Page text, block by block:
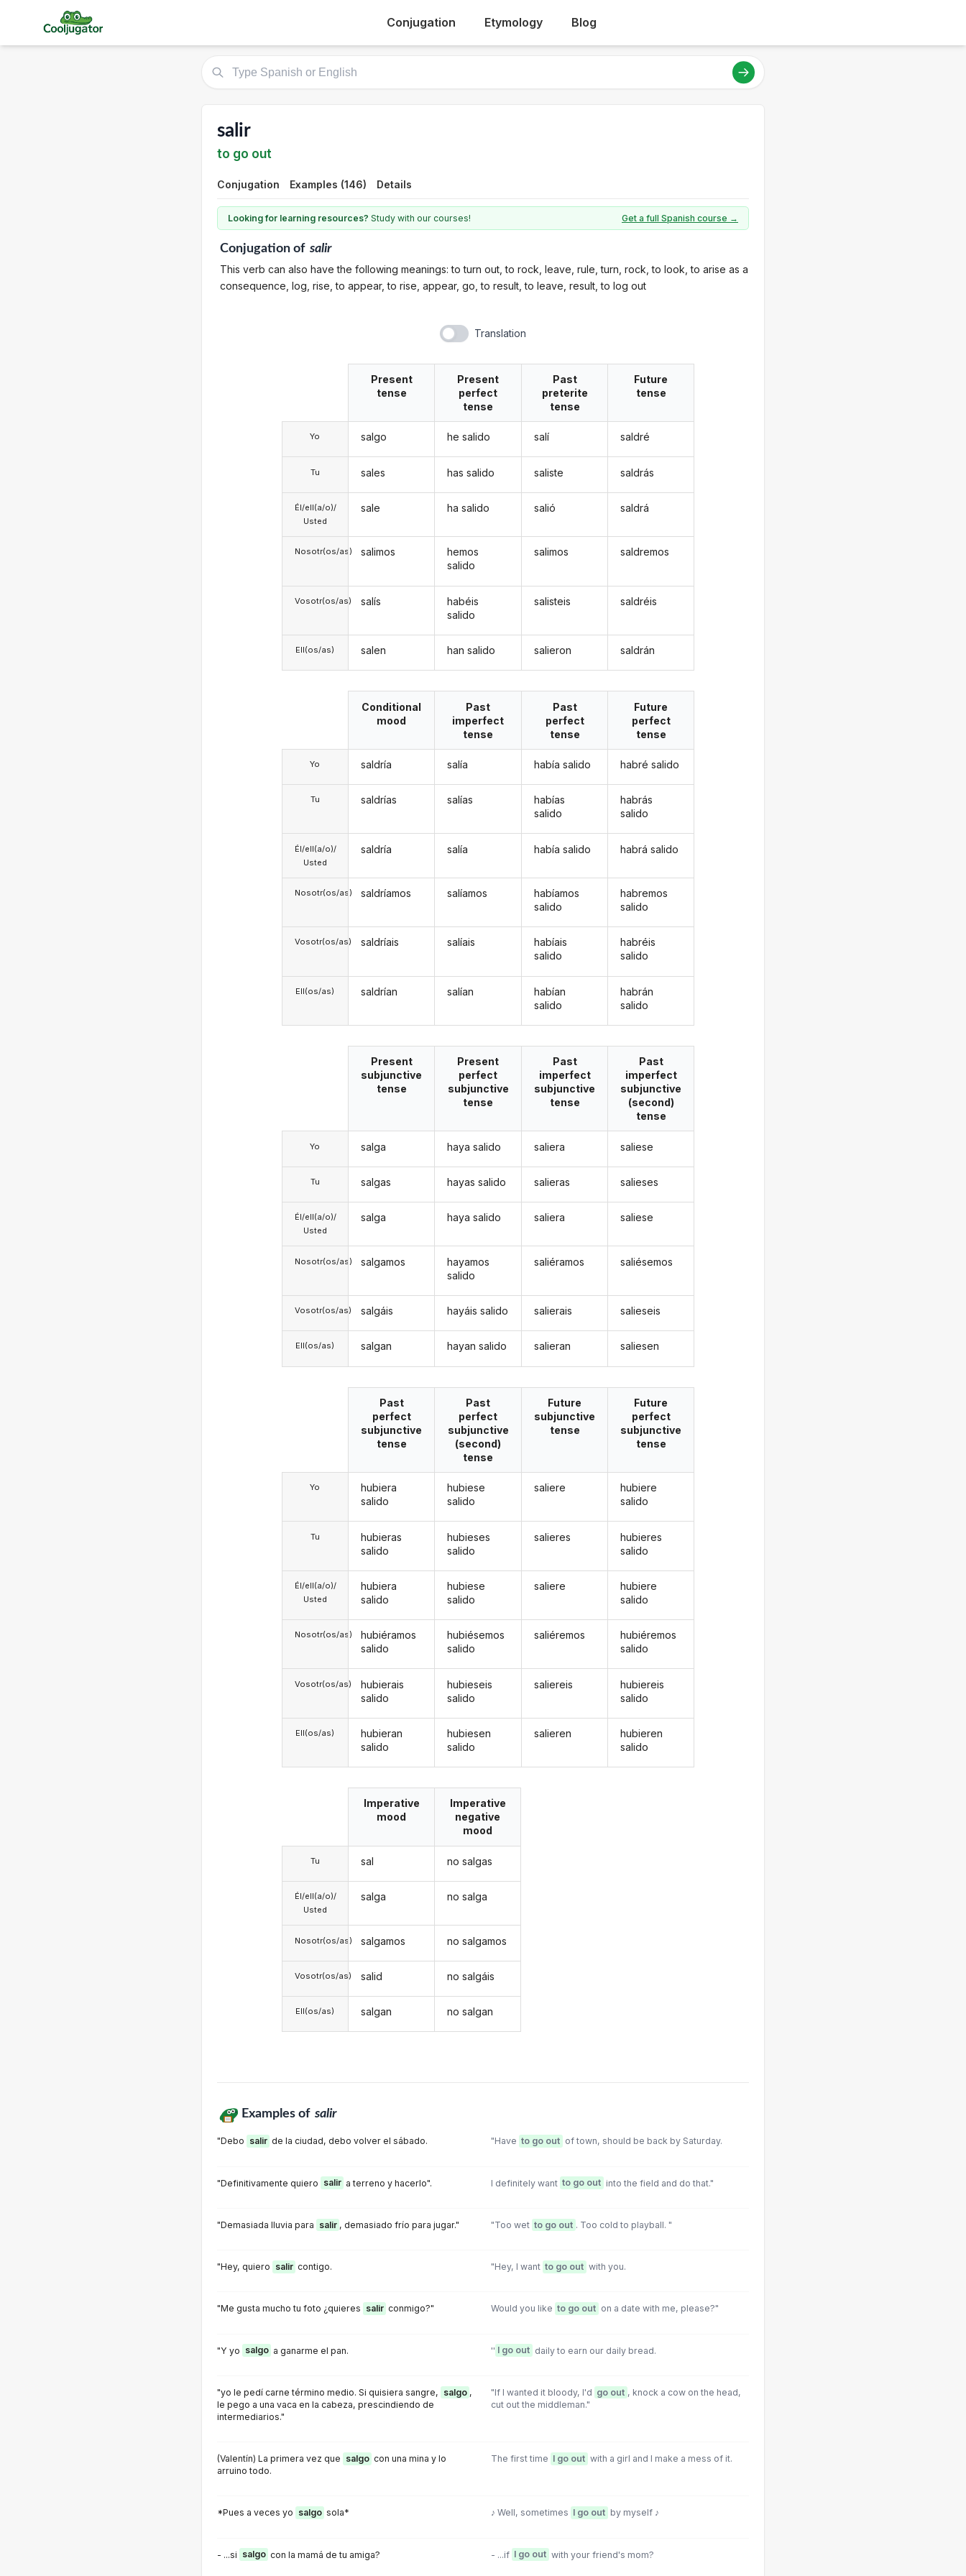
Conjugation Etymology Blog
salir
to go out
Conjugation Examples (146) Details
Looking for learning resources? Study with our courses! Get a full Spanish course →
Conjugationof salir
This verb can also have the following meanings: to turn out, to rock, leave, rule, turn, rock, to look, to arise as a
consequence, log, rise, to appear, to rise, appear, go, to result, to leave, result, to log out
Translation
Yo
Tu
Él/ell(a/o)/
Usted
Nosotr(os/as)
Vosotr(os/as)
Ell(os/as)
Present
tense
salgo
sales
sale
salimos
salís
salen
Present
perfect
tense
he salido
has salido
ha salido
hemos
salido
habéis
salido
han salido
Past
preterite
tense
salí
saliste
salió
salimos
salisteis
salieron
Future
tense
saldré
saldrás
saldrá
saldremos
saldréis
saldrán
Yo
Tu
Él/ell(a/o)/
Usted
Nosotr(os/as)
Vosotr(os/as)
Ell(os/as)
Conditional
mood
saldría
saldrías
saldría
saldríamos
saldríais
saldrían
Past
imperfect
tense
salía
salías
salía
salíamos
salíais
salían
Past
perfect
tense
había salido
habías
salido
había salido
habíamos
salido
habíais
salido
habían
salido
Future
perfect
tense
habré salido
habrás
salido
habrá salido
habremos
salido
habréis
salido
habrán
salido
Yo
Tu
Él/ell(a/o)/
Usted
Nosotr(os/as)
Vosotr(os/as)
Ell(os/as)
Present
subjunctive
tense
salga
salgas
salga
salgamos
salgáis
salgan
Present
perfect
subjunctive
tense
haya salido
hayas salido
haya salido
hayamos
salido
hayáis salido
hayan salido
Past
imperfect
subjunctive
tense
saliera
salieras
saliera
saliéramos
salierais
salieran
Past
imperfect
subjunctive
(second)
tense
saliese
salieses
saliese
saliésemos
salieseis
saliesen
Yo
Tu
Él/ell(a/o)/
Usted
Nosotr(os/as)
Vosotr(os/as)
Ell(os/as)
Past
perfect
subjunctive
tense
hubiera
salido
hubieras
salido
hubiera
salido
hubiéramos
salido
hubierais
salido
hubieran
salido
Past
perfect
subjunctive
(second)
tense
hubiese
salido
hubieses
salido
hubiese
salido
hubiésemos
salido
hubieseis
salido
hubiesen
salido
Future
subjunctive
tense
saliere
salieres
saliere
saliéremos
saliereis
salieren
Future
perfect
subjunctive
tense
hubiere
salido
hubieres
salido
hubiere
salido
hubiéremos
salido
hubiereis
salido
hubieren
salido
Tu
Él/ell(a/o)/
Usted
Nosotr(os/as)
Vosotr(os/as)
Ell(os/as)
Imperative
mood
sal
salga
salgamos
salid
salgan
Imperative
negative
mood
no salgas
no salga
no salgamos
no salgáis
no salgan
Examples of salir
"Debo salir de la ciudad, debo volver el sábado. "Have to go out of town, should be back by Saturday.
"Definitivamente quiero salir a terreno y hacerlo". I definitely want to go out into the field and do that."
"Demasiada lluvia para salir , demasiado frío para jugar." "Too wet to go out . Too cold to playball. "
"Hey, quiero salir contigo. "Hey, I want to go out with you.
"Me gusta mucho tu foto ¿quieres salir conmigo?" Would you like to go out on a date with me, please?"
"Y yo salgo a ganarme el pan. '' I go out daily to earn our daily bread.
"yo le pedí carne término medio. Si quisiera sangre, salgo ,
le pego a una vaca en la cabeza, prescindiendo de
intermediarios."
"If I wanted it bloody, I'd go out , knock a cow on the head,
cut out the middleman."
(Valentín) La primera vez que salgo con una mina y lo
arruino todo.
The first time I go out with a girl and I make a mess of it.
*Pues a veces yo salgo sola* ♪ Well, sometimes I go out by myself ♪
- ...si salgo con la mamá de tu amiga? - ...if I go out with your friend's mom?